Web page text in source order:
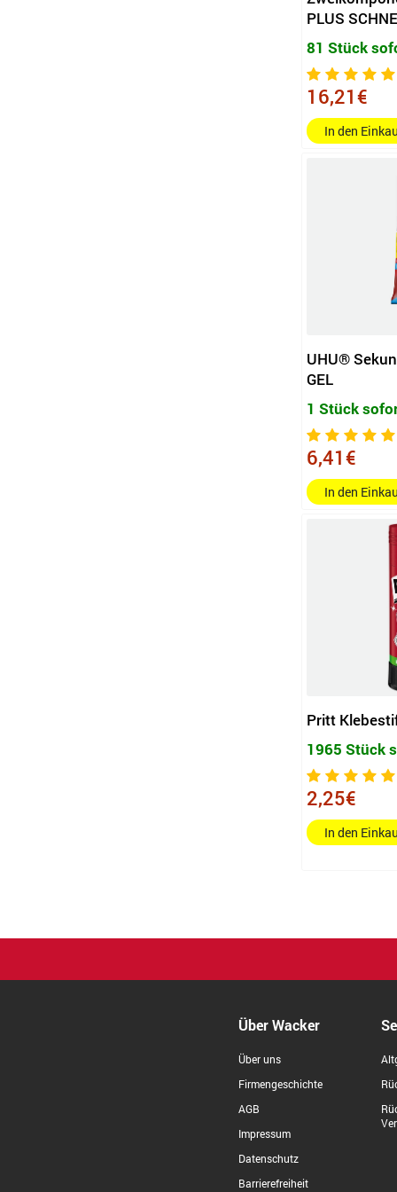
PLUS
81 Stück
16,21€
In den
UHU®
GEL
1 Stück
6,41€
In den
Pritt
1965 Stück
2,25€
In den
Über Wacker
Über uns
Firmengeschichte
AGB
Impressum
Datenschutz
Barrierefreiheit